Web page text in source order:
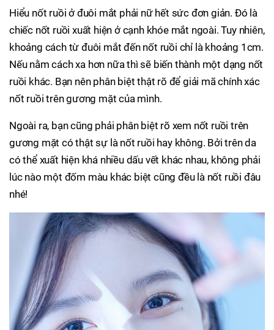
Hiểu nốt ruồi ở đuôi mắt phải nữ hết sức đơn giản. Đó là
chiếc nốt ruồi xuất hiện ở cạnh khóe mắt ngoài. Tuy nhiên,
khoảng cách từ đuôi mắt đến nốt ruồi chỉ là khoảng 1cm.
Nếu nằm cách xa hơn nữa thì sẽ biến thành một dạng nốt
ruồi khác. Bạn nên phân biệt thật rõ để giải mã chính xác
nốt ruồi trên gương mặt của mình.
Ngoài ra, bạn cũng phải phân biệt rõ xem nốt ruồi trên
gương mặt có thật sự là nốt ruồi hay không. Bởi trên da
có thể xuất hiện khá nhiều dấu vết khác nhau, không phải
lúc nào một đốm màu khác biệt cũng đều là nốt ruồi đâu
nhé!